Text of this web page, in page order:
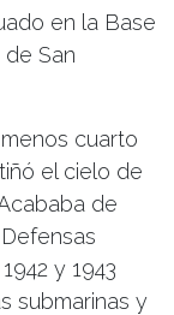
en la Base
San
cuarto
el cielo de
de
y 1943
submarinas y